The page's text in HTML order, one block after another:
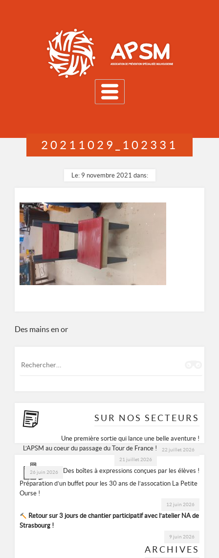
ASSOCIATION DE PRÉVENTION SPÉCIALISÉE MULHOUSIENNE
8 RUE DES CASTORS 68200 MULHOUSE
0389665677
MENU
20211029_102331
Le: 9 novembre 2021 dans:
Navigation
l’article
Des mains en or
SUR NOS SECTEURS
Une première sortie qui lance une belle aventure !
22 juillet 2026
L’APSM au coeur du passage du Tour de France !
21 juillet 2026
Des boîtes à expressions conçues par les élèves !
26 juin 2026
Préparation d’un buffet pour les 30 ans de l’assocation La Petite
Ourse !
12 juin 2026
Retour sur 3 jours de chantier participatif avec l’atelier NA de
Strasbourg !
9 juin 2026
ARCHIVES